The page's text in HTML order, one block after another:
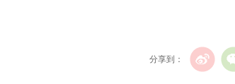
分享到：